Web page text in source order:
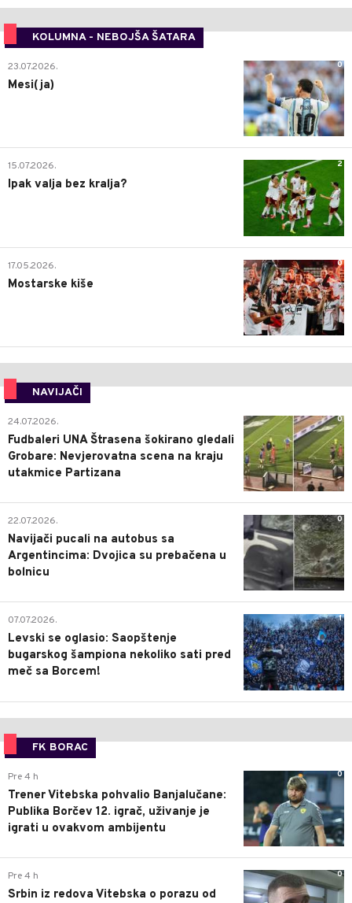
KOLUMNA - NEBOJŠA ŠATARA
0
23.07.2026.
Mesi(ja)
2
15.07.2026.
Ipak valja bez kralja?
0
17.05.2026.
Mostarske kiše
NAVIJAČI
0
24.07.2026.
Fudbaleri UNA Štrasena šokirano gledali
Grobare: Nevjerovatna scena na kraju
utakmice Partizana
0
22.07.2026.
Navijači pucali na autobus sa
Argentincima: Dvojica su prebačena u
bolnicu
1
07.07.2026.
Levski se oglasio: Saopštenje
bugarskog šampiona nekoliko sati pred
meč sa Borcem!
FK BORAC
0
Pre 4 h
Trener Vitebska pohvalio Banjalučane:
Publika Borčev 12. igrač, uživanje je
igrati u ovakvom ambijentu
0
Pre 4 h
Srbin iz redova Vitebska o porazu od